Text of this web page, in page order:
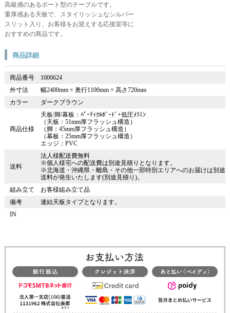
高級感のあるボート型のテーブルです。
重厚感ある天板で、スタイリッシュなシルバー
スリット入り。お客様をお迎えする応接室等に
おすすめの商品です。
商品詳細
商品番号
1000624
外寸法
幅2400mm × 奥行1100mm × 高さ720mm
カラー
ダークブラウン
商品仕様
天板/脚/幕板：ﾊﾟｰﾃｨｸﾙﾎﾞｰﾄﾞ+低圧ﾒﾗﾐﾝ
（天板：51mm厚フラッシュ構造）
（脚：45mm厚フラッシュ構造）
（幕板：25mm厚フラッシュ構造）
エッジ：PVC
送料
法人様配送費無料
※個人様宅への配送費は別途見積りとなります。
※北海道・沖縄県・離島・その他一部特別エリアへのお届けは別途
送料が発生いたします(別途見積り)。
組み立て
お客様組み立て品
備考
連結天板タイプとなります。
IN